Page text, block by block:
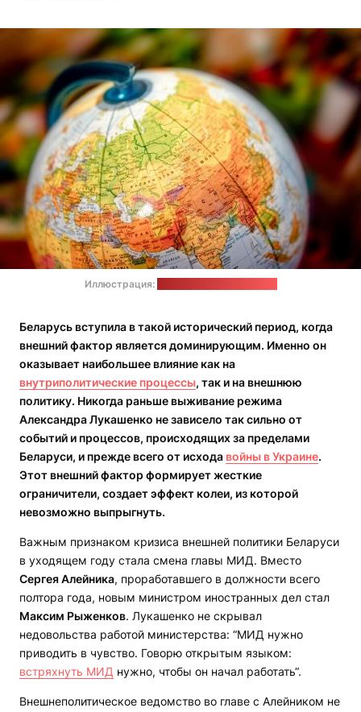
Иллюстрация:
Беларусь вступила в такой исторический период, когда
внешний фактор является доминирующим. Именно он
оказывает наибольшее влияние как на
внутриполитические процессы, так и на внешнюю
политику. Никогда раньше выживание режима
Александра Лукашенко не зависело так сильно от
событий и процессов, происходящих за пределами
Беларуси, и прежде всего от исхода войны в Украине.
Этот внешний фактор формирует жесткие
ограничители, создает эффект колеи, из которой
невозможно выпрыгнуть.
Важным признаком кризиса внешней политики Беларуси
в уходящем году стала смена главы МИД. Вместо
Сергея Алейника, проработавшего в должности всего
полтора года, новым министром иностранных дел стал
Максим Рыженков. Лукашенко не скрывал
недовольства работой министерства: “МИД нужно
приводить в чувство. Говорю открытым языком:
встряхнуть МИД нужно, чтобы он начал работать“.
Внешнеполитическое ведомство во главе с Алейником не